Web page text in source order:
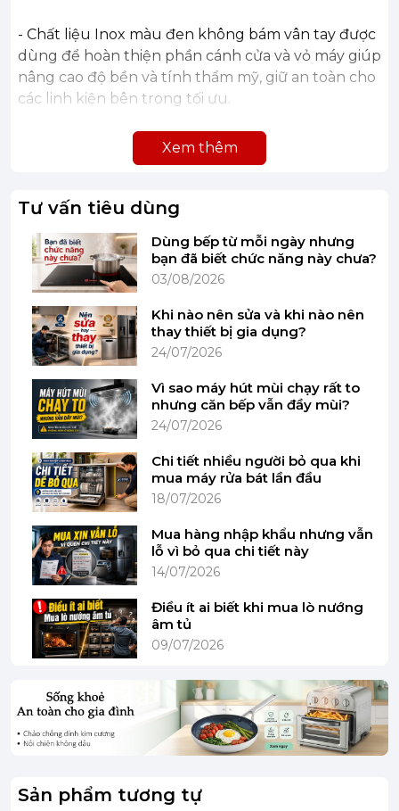
- Chất liệu Inox màu đen không bám vân tay được
dùng để hoàn thiện phần cánh cửa và vỏ máy giúp
nâng cao độ bền và tính thẩm mỹ, giữ an toàn cho
các linh kiện bên trong tối ưu.
Hình ảnh mang tính minh họa
Khay rửa
- Cung cấp nhiều không gian chứa đồ với khay
trên, khay dưới và khay VarioDrawer™ dao kéo
chuyên dụng có thể đẩy vào dễ dàng.
- Mẫu máy rửa chén Bosch này có thiết kế khung
xương khay dưới linh hoạt, người dùng điều chỉnh
để đặt các vật dụng kích cỡ khác nhau dễ dàng.
Xem thêm
Tư vấn tiêu dùng
Dùng bếp từ mỗi ngày nhưng
bạn đã biết chức năng này chưa?
03/08/2026
Khi nào nên sửa và khi nào nên
thay thiết bị gia dụng?
24/07/2026
Vì sao máy hút mùi chạy rất to
nhưng căn bếp vẫn đầy mùi?
24/07/2026
Chi tiết nhiều người bỏ qua khi
mua máy rửa bát lần đầu
18/07/2026
Mua hàng nhập khẩu nhưng vẫn
lỗ vì bỏ qua chi tiết này
14/07/2026
Điều ít ai biết khi mua lò nướng
âm tủ
09/07/2026
Sản phẩm tương tự